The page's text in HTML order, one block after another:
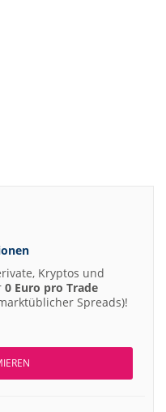
Kryptos und
0 Euro pro Trade
Spreads)!